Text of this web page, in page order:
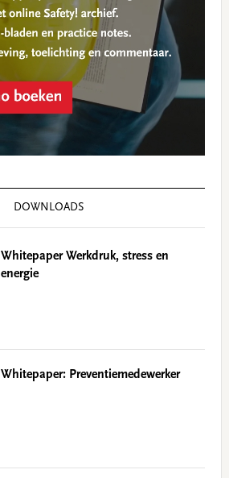
DOWNLOADS
Whitepaper Werkdruk, stress en
energie
Whitepaper: Preventiemedewerker